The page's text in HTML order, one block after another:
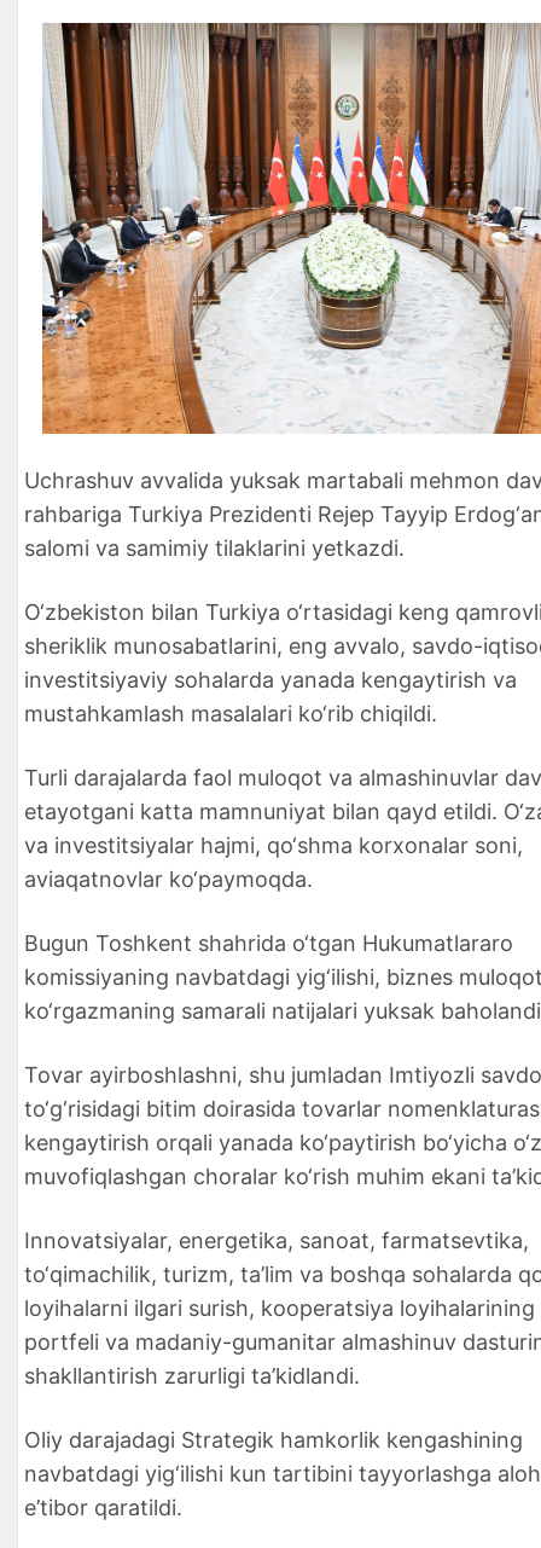
Uchrashuv avvalida yuksak martabali mehmon
rahbariga Turkiya Prezidenti Rejep Tayyip
salomi va samimiy tilaklarini yetkazdi.
O‘zbekiston bilan Turkiya o‘rtasidagi keng
sheriklik munosabatlarini, eng avvalo, savdo-
investitsiyaviy sohalarda yanada kengaytirish va
mustahkamlash masalalari ko‘rib chiqildi.
Turli darajalarda faol muloqot va almashinuvlar
etayotgani katta mamnuniyat bilan qayd etildi.
va investitsiyalar hajmi, qo‘shma korxonalar soni,
aviaqatnovlar ko‘paymoqda.
Bugun Toshkent shahrida o‘tgan Hukumatlararo
komissiyaning navbatdagi yig‘ilishi, biznes
ko‘rgazmaning samarali natijalari yuksak
Tovar ayirboshlashni, shu jumladan Imtiyozli savdo
to‘g‘risidagi bitim doirasida tovarlar
kengaytirish orqali yanada ko‘paytirish bo‘yicha
muvofiqlashgan choralar ko‘rish muhim ekani
Innovatsiyalar, energetika, sanoat, farmatsevtika,
to‘qimachilik, turizm, ta’lim va boshqa sohalarda
loyihalarni ilgari surish, kooperatsiya loyihalarining
portfeli va madaniy-gumanitar almashinuv
shakllantirish zarurligi ta’kidlandi.
Oliy darajadagi Strategik hamkorlik kengashining
navbatdagi yig‘ilishi kun tartibini tayyorlashga
e’tibor qaratildi.